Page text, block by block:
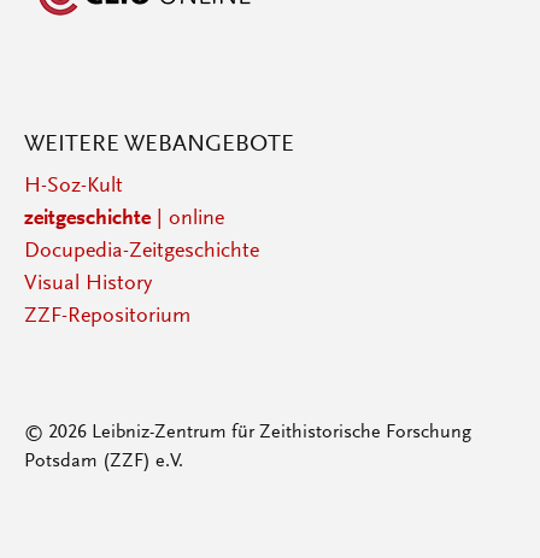
WEITERE WEBANGEBOTE
H-Soz-Kult
zeitgeschichte| online
Docupedia-Zeitgeschichte
Visual History
ZZF-Repositorium
© 2026 Leibniz-Zentrum für Zeithistorische Forschung
Potsdam (ZZF) e.V.